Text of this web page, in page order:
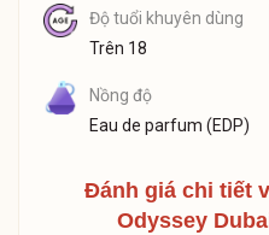
Độ tuổi khuyên dùng
Trên 18
Nồng độ
Eau de parfum (EDP)
Đánh giá chi tiết
Odyssey